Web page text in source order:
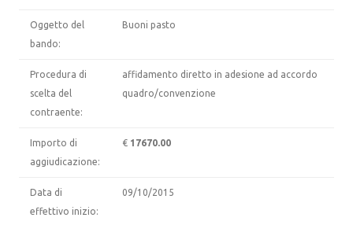
Oggetto del
bando:
Buoni pasto
Procedura di
scelta del
contraente:
affidamento diretto in adesione ad accordo
quadro/convenzione
Importo di
aggiudicazione:
€ 17670.00
Data di
effettivo inizio:
09/10/2015